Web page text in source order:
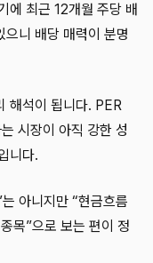
에 최근 12개월 주당 배
니 배당 매력이 분명
해석이 됩니다. PER
시장이 아직 강한 성
니다.
아니지만 “현금흐름
목”으로 보는 편이 정